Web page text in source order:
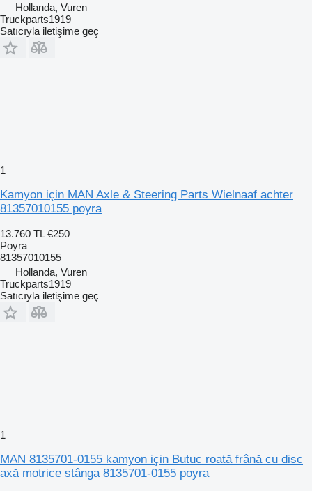
Hollanda, Vuren
Truckparts1919
Satıcıyla iletişime geç
1
Kamyon için MAN Axle & Steering Parts Wielnaaf achter
81357010155 poyra
13.760 TL €250
Poyra
81357010155
Hollanda, Vuren
Truckparts1919
Satıcıyla iletişime geç
1
MAN 8135701-0155 kamyon için Butuc roată frână cu disc
axă motrice stânga 8135701-0155 poyra